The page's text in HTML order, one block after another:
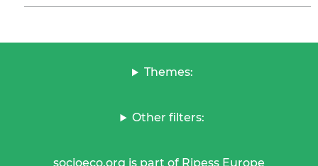
Themes:
Other filters:
socioeco.org is part of Ripess Europe